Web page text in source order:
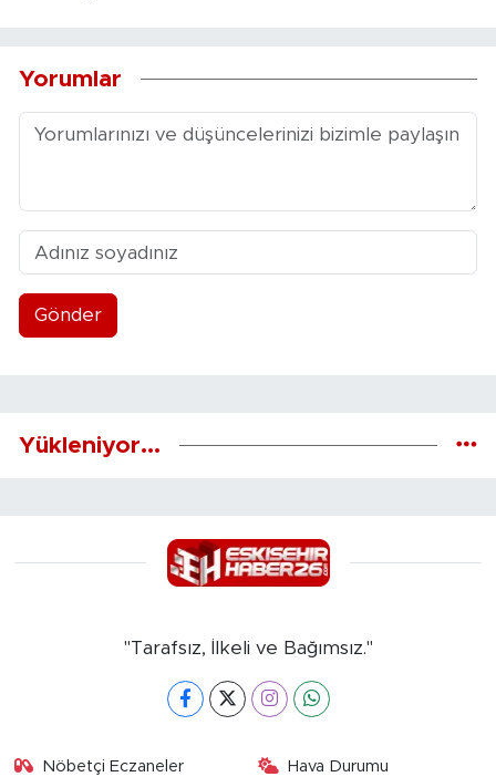
Yorumlar
Gönder
Yükleniyor...
"Tarafsız, İlkeli ve Bağımsız."
Nöbetçi Eczaneler Hava Durumu